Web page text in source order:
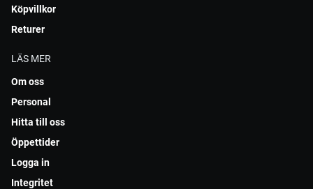
Köpvillkor
Returer
LÄS MER
Om oss
Personal
Hitta till oss
Öppettider
Logga in
Integritet